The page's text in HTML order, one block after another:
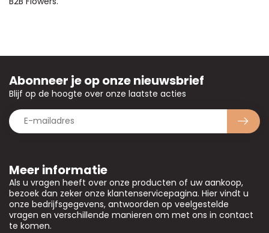
Meer informatie
Als u vragen heeft over onze producten of uw aankoop,
bezoek dan zeker onze klantenservicepagina. Hier vindt u
onze bedrijfsgegevens, antwoorden op veelgestelde
vragen en verschillende manieren om met ons in contact
te komen.
Abonneer je op onze nieuwsbrief
Blijf op de hoogte over onze laatste acties